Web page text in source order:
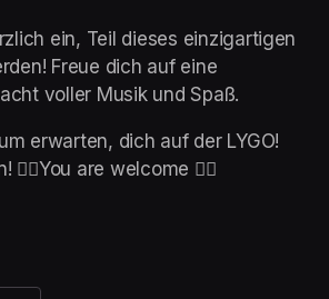
ein, Teil dieses einzigartigen
Freue dich auf eine
voller Musik und Spaß.
erwarten, dich auf der LYGO!
🏳️‍🌈You are welcome 🏳️‍🌈